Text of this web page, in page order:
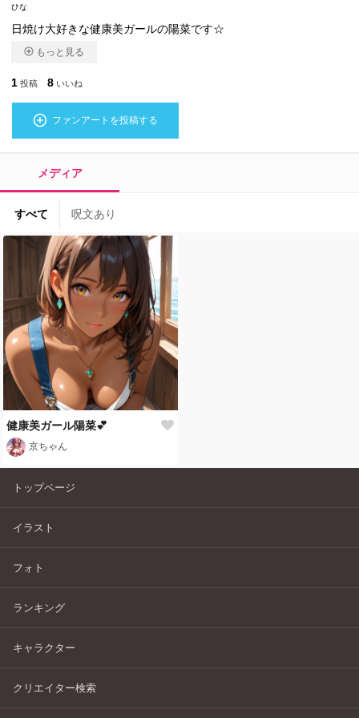
ひな
日焼け大好きな健康美ガールの陽菜です☆
もっと見る
1 投稿 8 いいね
ファンアートを投稿する
メディア
すべて 呪文あり
健康美ガール陽菜💕
京ちゃん
トップページ
イラスト
フォト
ランキング
キャラクター
クリエイター検索